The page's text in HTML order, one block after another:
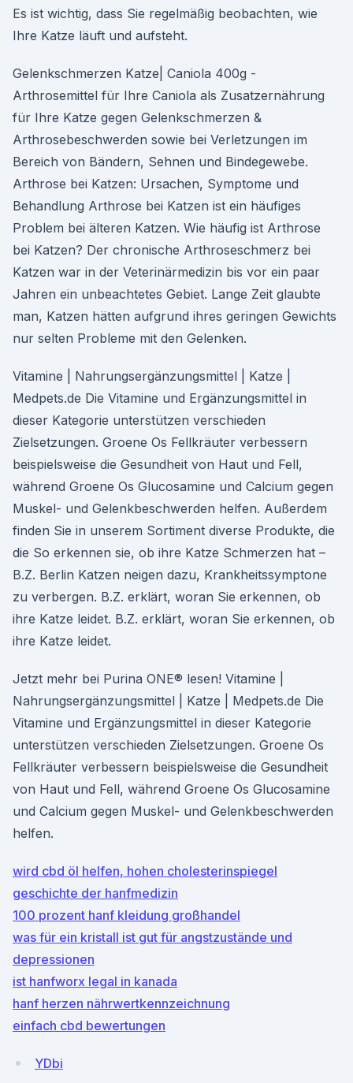
Es ist wichtig, dass Sie regelmäßig beobachten, wie
Ihre Katze läuft und aufsteht.
Gelenkschmerzen Katze| Caniola 400g -
Arthrosemittel für Ihre Caniola als Zusatzernährung
für Ihre Katze gegen Gelenkschmerzen &
Arthrosebeschwerden sowie bei Verletzungen im
Bereich von Bändern, Sehnen und Bindegewebe.
Arthrose bei Katzen: Ursachen, Symptome und
Behandlung Arthrose bei Katzen ist ein häufiges
Problem bei älteren Katzen. Wie häufig ist Arthrose
bei Katzen? Der chronische Arthroseschmerz bei
Katzen war in der Veterinärmedizin bis vor ein paar
Jahren ein unbeachtetes Gebiet. Lange Zeit glaubte
man, Katzen hätten aufgrund ihres geringen Gewichts
nur selten Probleme mit den Gelenken.
Vitamine | Nahrungsergänzungsmittel | Katze |
Medpets.de Die Vitamine und Ergänzungsmittel in
dieser Kategorie unterstützen verschieden
Zielsetzungen. Groene Os Fellkräuter verbessern
beispielsweise die Gesundheit von Haut und Fell,
während Groene Os Glucosamine und Calcium gegen
Muskel- und Gelenkbeschwerden helfen. Außerdem
finden Sie in unserem Sortiment diverse Produkte, die
die So erkennen sie, ob ihre Katze Schmerzen hat –
B.Z. Berlin Katzen neigen dazu, Krankheitssymptone
zu verbergen. B.Z. erklärt, woran Sie erkennen, ob
ihre Katze leidet. B.Z. erklärt, woran Sie erkennen, ob
ihre Katze leidet.
Jetzt mehr bei Purina ONE® lesen! Vitamine |
Nahrungsergänzungsmittel | Katze | Medpets.de Die
Vitamine und Ergänzungsmittel in dieser Kategorie
unterstützen verschieden Zielsetzungen. Groene Os
Fellkräuter verbessern beispielsweise die Gesundheit
von Haut und Fell, während Groene Os Glucosamine
und Calcium gegen Muskel- und Gelenkbeschwerden
helfen.
wird cbd öl helfen, hohen cholesterinspiegel
geschichte der hanfmedizin
100 prozent hanf kleidung großhandel
was für ein kristall ist gut für angstzustände und
depressionen
ist hanfworx legal in kanada
hanf herzen nährwertkennzeichnung
einfach cbd bewertungen
YDbi